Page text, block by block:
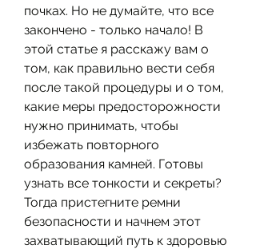
почках. Но не думайте, что все
закончено - только начало! В
этой статье я расскажу вам о
том, как правильно вести себя
после такой процедуры и о том,
какие меры предосторожности
нужно принимать, чтобы
избежать повторного
образования камней. Готовы
узнать все тонкости и секреты?
Тогда пристегните ремни
безопасности и начнем этот
захватывающий путь к здоровью